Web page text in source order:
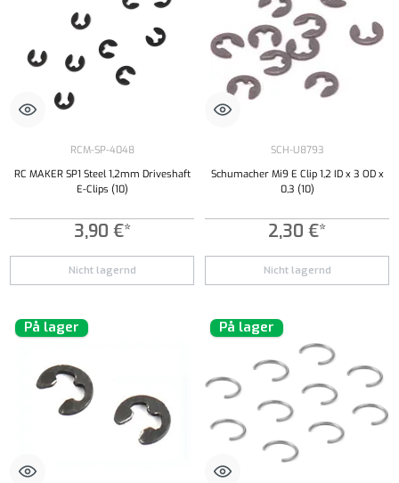
RCM-SP-4048
RC MAKER SP1 Steel 1,2mm Driveshaft
E-Clips (10)
3,90 €*
Nicht lagernd
SCH-U8793
Schumacher Mi9 E Clip 1,2 ID x 3 OD x
0,3 (10)
2,30 €*
Nicht lagernd
På lager På lager